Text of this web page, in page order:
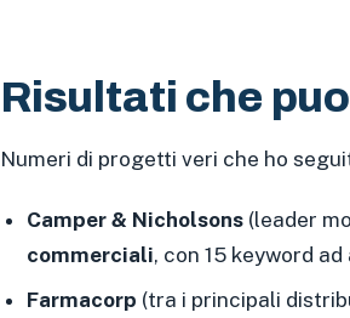
Risultati che
Numeri di progetti veri che ho
Camper & Nicholsons (leader
commerciali, con 15 keyword
Farmacorp (tra i principali